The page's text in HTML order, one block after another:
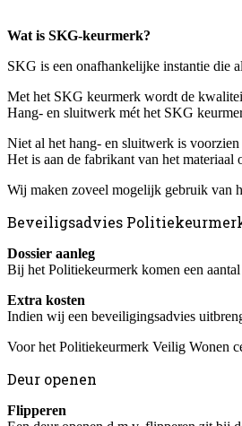
Wat is SKG-keurmerk?
SKG is een onafhankelijke instantie die
Met het SKG keurmerk wordt de
Hang- en sluitwerk mét het SKG
Niet al het hang- en sluitwerk is
Het is aan de fabrikant van het materiaal
Wij maken zoveel mogelijk gebruik van
Beveiligsadvies
Dossier aanleg
Bij het Politiekeurmerk komen een
Extra kosten
Indien wij een beveiligingsadvies
Voor het Politiekeurmerk Veilig Wonen
Deur openen
Flipperen